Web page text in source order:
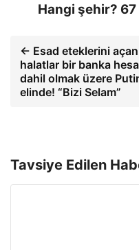
Hangi şehir?
← Esad eteklerini
halatlar bir banka
dahil olmak üzere
elinde! “Bizi Selam”
Tavsiye Edilen